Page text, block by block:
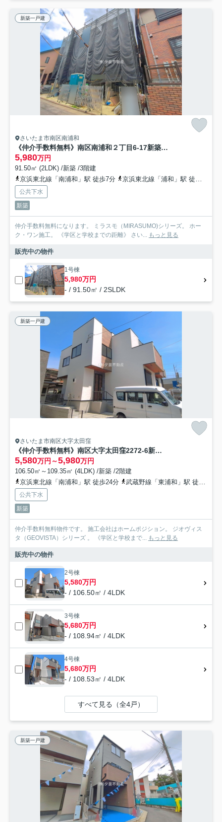
新築一戸建
さいたま市南区南浦和
《仲介手数料無料》南区南浦和２丁目6-17新築一戸建てミラスモ
5,980万円
91.50㎡ (2LDK) /新築 /3階建
京浜東北線「南浦和」駅 徒歩7分
京浜東北線「浦和」駅 徒歩22分
公共下水
新築
仲介手数料無料になります。 ミラスモ（MIRASUMO)シリーズ。 ホー
ク・ワン施工。 《学区と学校までの距離》 さい... もっと見る
販売中の物件
1号棟
5,980万円
- / 91.50㎡ / 2SLDK
新築一戸建
さいたま市南区大字太田窪
《仲介手数料無料》南区大字太田窪2272-6新築一戸建てジオヴィスタ
5,580万円～5,980万円
106.50㎡～109.35㎡ (4LDK) /新築 /2階建
京浜東北線「南浦和」駅 徒歩24分
武蔵野線「東浦和」駅 徒歩36分
公共下水
新築
仲介手数料無料物件です。 施工会社はホームポジション。 ジオヴィス
タ（GEOVISTA）シリーズ 。 《学区と学校まで... もっと見る
販売中の物件
2号棟
5,580万円
- / 106.50㎡ / 4LDK
3号棟
5,680万円
- / 108.94㎡ / 4LDK
4号棟
5,680万円
- / 108.53㎡ / 4LDK
すべて見る（全4戸）
新築一戸建